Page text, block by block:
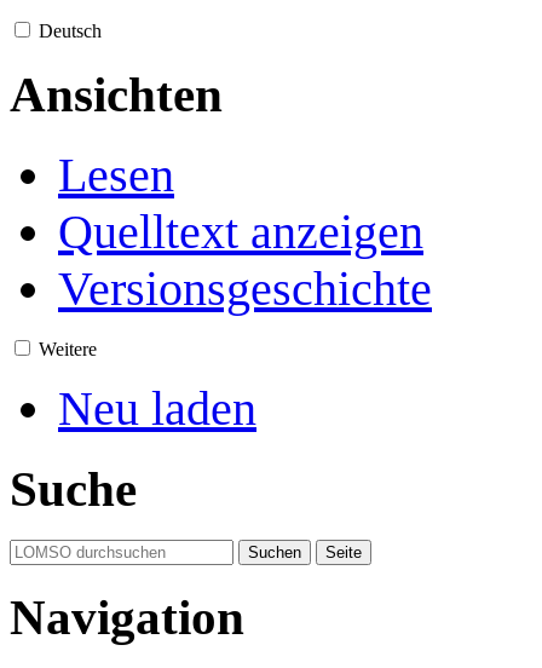
Deutsch
Ansichten
Lesen
Quelltext anzeigen
Versionsgeschichte
Weitere
Neu laden
Suche
Navigation